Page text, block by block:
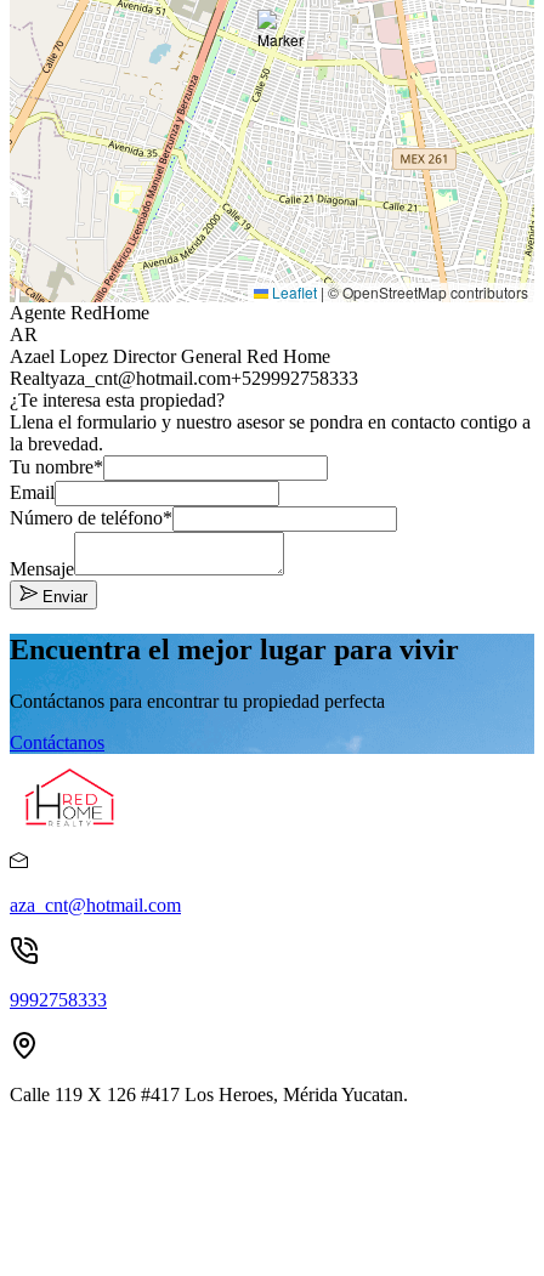
Leaflet | © OpenStreetMap contributors
Agente RedHome
AR
Azael Lopez Director General Red Home
Realtyaza_cnt@hotmail.com+529992758333
¿Te interesa esta propiedad?
Llena el formulario y nuestro asesor se pondra en contacto contigo a
la brevedad.
Tu nombre*
Email
Número de teléfono*
Mensaje
Enviar
Encuentra el mejor lugar para vivir
Contáctanos para encontrar tu propiedad perfecta
Contáctanos
aza_cnt@hotmail.com
9992758333
Calle 119 X 126 #417 Los Heroes, Mérida Yucatan.